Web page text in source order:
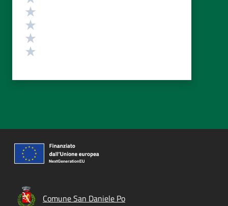
Comune San Daniele Po